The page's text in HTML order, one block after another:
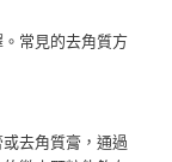
常見的去角質方
去角質膏，通過